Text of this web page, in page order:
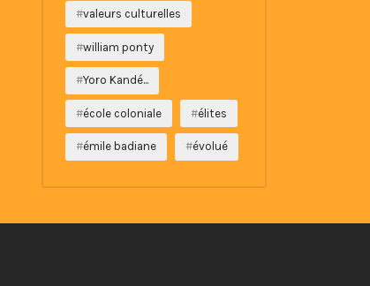
valeurs culturelles
william ponty
Yoro Kandé...
école coloniale élites
émile badiane évolué